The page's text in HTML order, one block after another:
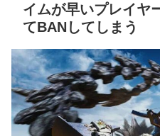
イムが早いプレイヤ
てBANしてしまう